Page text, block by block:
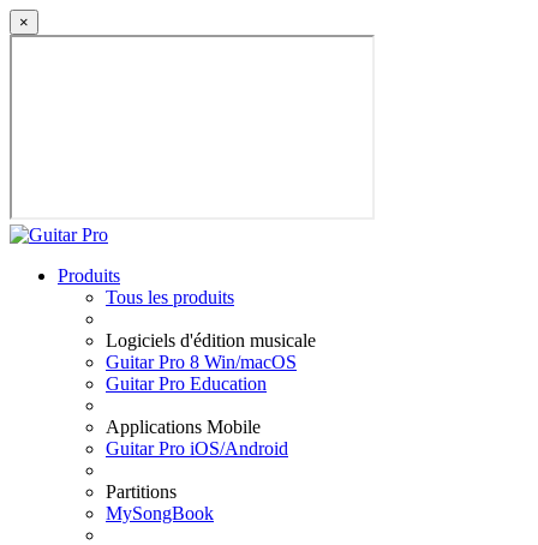
×
Produits
Tous les produits
Logiciels d'édition musicale
Guitar Pro 8 Win/macOS
Guitar Pro Education
Applications Mobile
Guitar Pro iOS/Android
Partitions
MySongBook